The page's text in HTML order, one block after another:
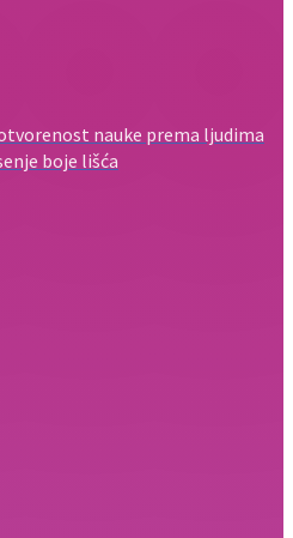
nauke prema ljudima
boje lišća